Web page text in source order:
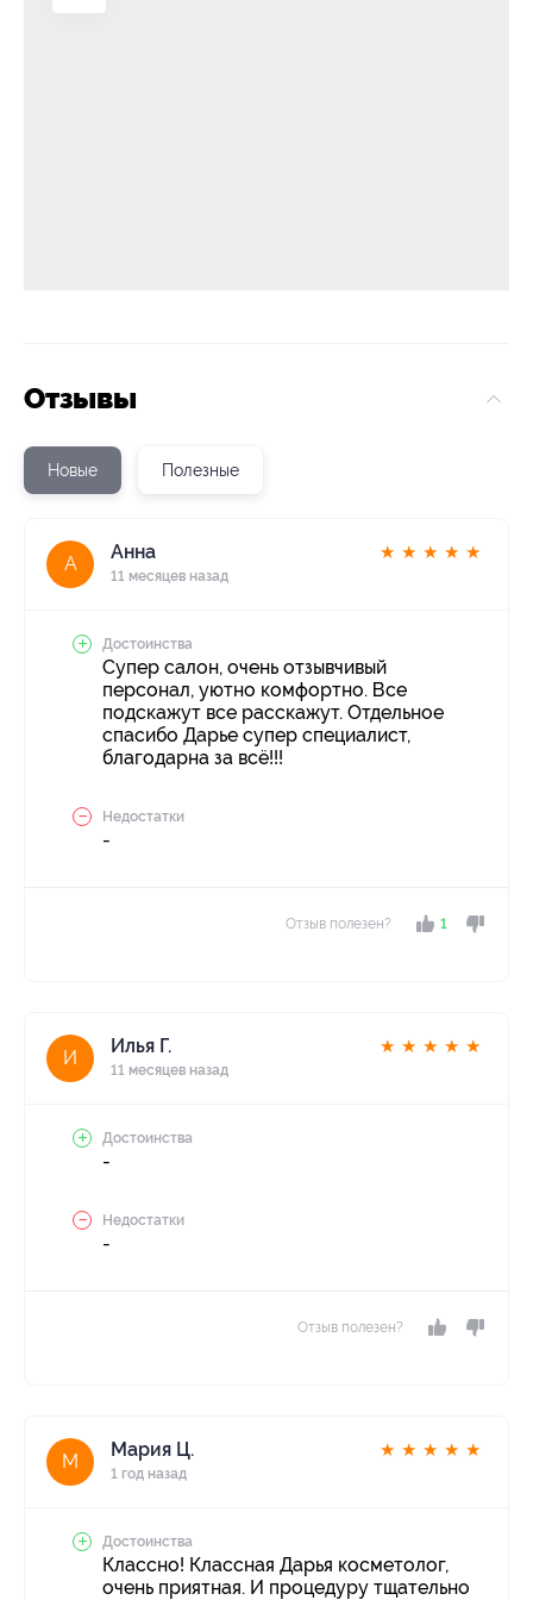
Отзывы
Новые Полезные
А
Анна
11 месяцев назад
★ ★ ★ ★ ★
Достоинства
Супер салон, очень отзывчивый
персонал, уютно комфортно. Все
подскажут все расскажут. Отдельное
спасибо Дарье супер специалист,
благодарна за всё!!!
Недостатки
-
Отзыв полезен? 1
И
Илья Г.
11 месяцев назад
★ ★ ★ ★ ★
Достоинства
-
Недостатки
-
Отзыв полезен?
М
Мария Ц.
1 год назад
★ ★ ★ ★ ★
Достоинства
Классно! Классная Дарья косметолог,
очень приятная. И процедуру тщательно